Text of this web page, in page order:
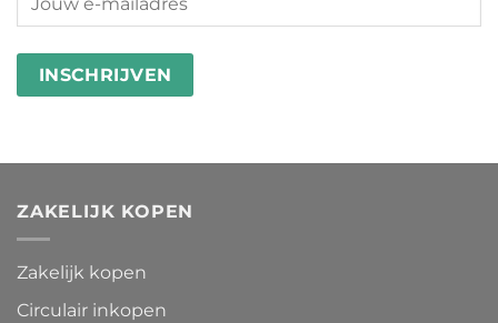
ZAKELIJK KOPEN
Zakelijk kopen
Circulair inkopen